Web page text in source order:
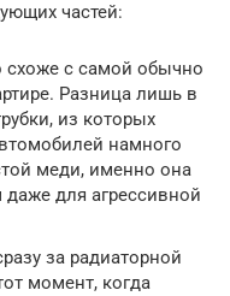
частей:
схоже с самой обычно
Разница лишь в
из которых
намного
меди, именно она
даже для агрессивной
за радиаторной
момент, когда